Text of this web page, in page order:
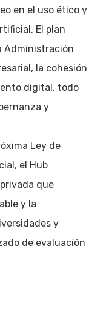
en el uso ético y
El plan
Administración
la cohesión
digital, todo
y
Ley de
el Hub
que
y la
y
de evaluación